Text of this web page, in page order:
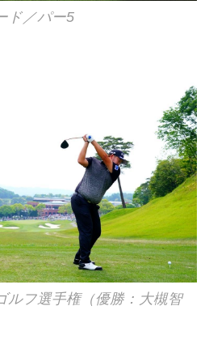
ド／パー5
ルフ選手権（優勝：大槻智